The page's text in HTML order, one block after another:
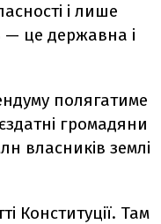
і лише
— це державна і
полягатиме
громадяни
власників землі
Конституції. Там